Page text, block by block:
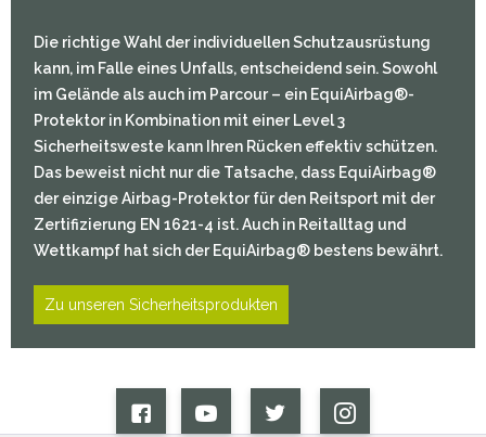
Die richtige Wahl der individuellen Schutzausrüstung
kann, im Falle eines Unfalls, entscheidend sein. Sowohl
im Gelände als auch im Parcour – ein EquiAirbag®-
Protektor in Kombination mit einer Level 3
Sicherheitsweste kann Ihren Rücken effektiv schützen.
Das beweist nicht nur die Tatsache, dass EquiAirbag®
der einzige Airbag-Protektor für den Reitsport mit der
Zertifizierung EN 1621-4 ist. Auch in Reitalltag und
Wettkampf hat sich der EquiAirbag® bestens bewährt.
Zu unseren Sicherheitsprodukten